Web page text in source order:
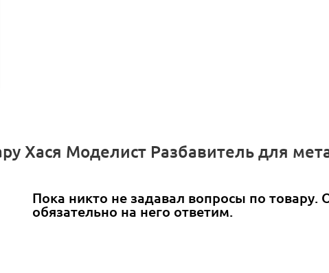
Хася Моделист Разбавитель для
Пока никто не задавал вопросы по
обязательно на него ответим.